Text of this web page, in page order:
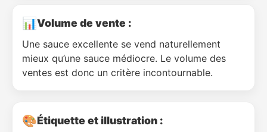
📊Volume de vente :
Une sauce excellente se vend naturellement
mieux qu’une sauce médiocre. Le volume des
ventes est donc un critère incontournable.
🎨Étiquette et illustration :